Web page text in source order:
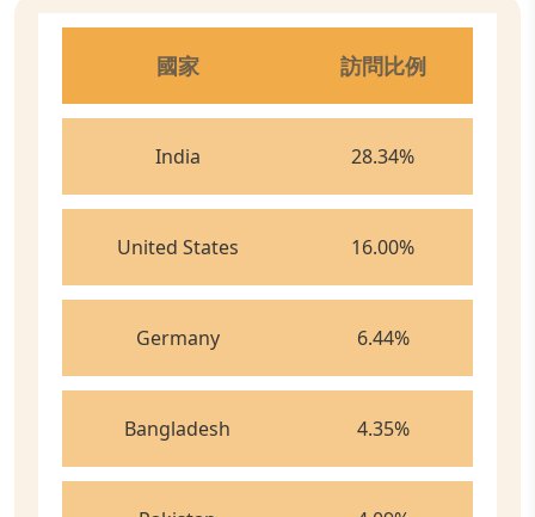
國家 訪問比例
India 28.34%
United States 16.00%
Germany 6.44%
Bangladesh 4.35%